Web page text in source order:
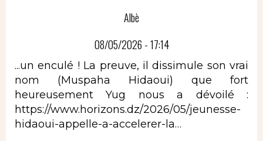
Albè
08/05/2026 - 17:14
...un enculé ! La preuve, il dissimule son vrai
nom (Muspaha Hidaoui) que fort
heureusement Yug nous a dévoilé :
https://www.horizons.dz/2026/05/jeunesse-
hidaoui-appelle-a-accelerer-la…